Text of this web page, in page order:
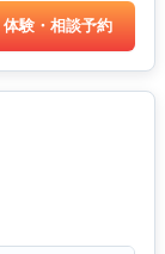
体験・相談予約